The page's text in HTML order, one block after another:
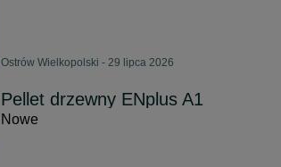
Ostrów Wielkopolski - 29 lipca 2026
Pellet drzewny ENplus A1
Nowe